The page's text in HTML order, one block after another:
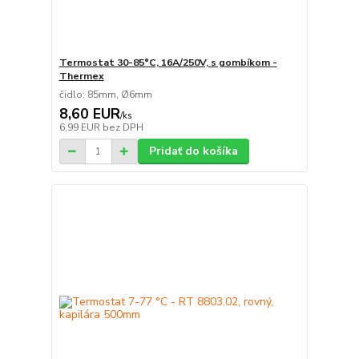
Termostat 30-85°C, 16A/250V, s gombíkom -
Thermex
čidlo: 85mm, Ø6mm
8,60 EUR/ks
6,99 EUR bez DPH
Pridať do košíka